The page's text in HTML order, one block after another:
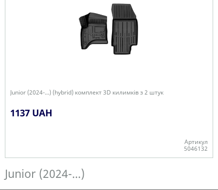
Junior (2024-...) (hybrid) комплект 3D килимків з 2 штук
1137 UAH
Артикул
5046132
Junior (2024-...)